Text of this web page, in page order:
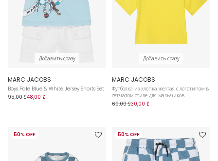
Добавить сразу
MARC JACOBS
Boys Pale Blue & White Jersey Shorts Set
95,00 £48,00 £
Добавить сразу
MARC JACOBS
Футболка из хлопка жёлтая с логотипом в
сетчатом стиле для мальчиков
60,00 £30,00 £
50% OFF 50% OFF